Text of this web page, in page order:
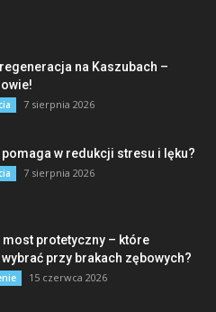
na Kaszubach –
7 sierpnia 2026
w redukcji stresu i lęku?
7 sierpnia 2026
most protetyczny – które
przy brakach zębowych?
15 czerwca 2026